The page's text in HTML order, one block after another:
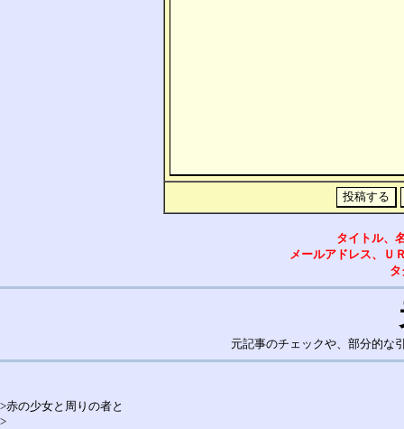
タイトル、
メールアドレス、Ｕ
元記事のチェックや、部分的な
>赤の少女と周りの者と
>